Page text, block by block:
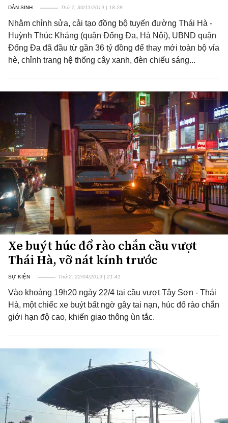
DÂN SINH Thứ 7, 30/11/2019 | 18:28
Nhằm chỉnh sửa, cải tạo đồng bộ tuyến đường Thái Hà -
Huỳnh Thúc Kháng (quận Đống Đa, Hà Nội), UBND quận
Đống Đa đã đầu từ gần 36 tỷ đồng để thay mới toàn bộ vỉa
hè, chỉnh trang hệ thống cây xanh, đèn chiếu sáng...
Xe buýt húc đổ rào chắn cầu vượt
Thái Hà, vỡ nát kính trước
SỰ KIỆN Thứ 2, 22/04/2019 | 21:41
Vào khoảng 19h20 ngày 22/4 tại cầu vượt Tây Sơn - Thái
Hà, một chiếc xe buýt bất ngờ gây tai nạn, húc đổ rào chắn
giới hạn độ cao, khiến giao thông ùn tắc.